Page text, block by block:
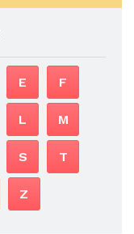
E F
L M
S T
Z